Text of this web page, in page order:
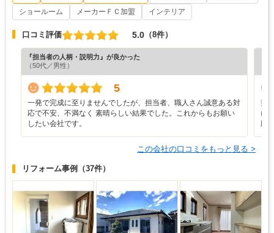
ショールーム
メーカーＦＣ加盟 インテリア
口コミ評価 5.0 （8件）
『担当者の人柄・説明力』が良かった
（50代／男性）
5
一発で完成に至りませんでしたが、担当者、職人さん誠意ある対
応で不安、不満なく 素晴らしい結果でした。これからもお願い
したい会社です。
契
に
応
この会社の口コミをもっと見る >
リフォーム事例 （37件）